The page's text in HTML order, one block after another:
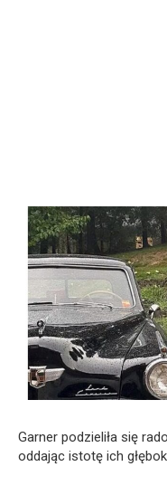
Garner podzieliła się
oddając istotę ich